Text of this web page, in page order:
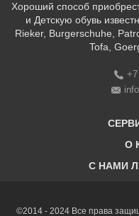
Хороший способ
и Детскую обувь
Rieker, Burgerschuhe,
Tofa,
+7
О
C НАМИ
©2014 - 2024 Все права